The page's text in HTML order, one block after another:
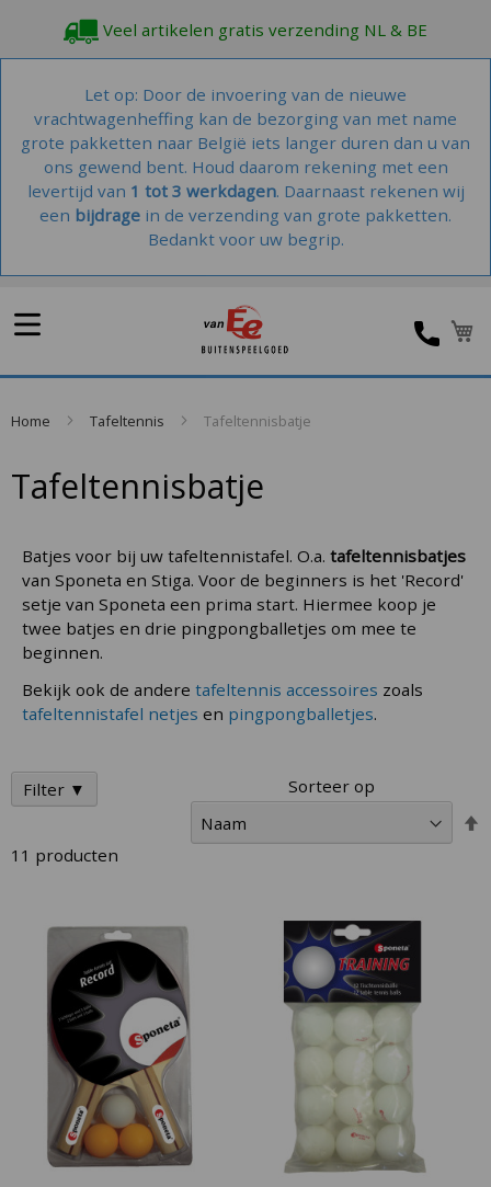
Veel artikelen gratis verzending NL & BE
Let op: Door de invoering van de nieuwe
vrachtwagenheffing kan de bezorging van met name
grote pakketten naar België iets langer duren dan u van
ons gewend bent. Houd daarom rekening met een
levertijd van 1 tot 3 werkdagen. Daarnaast rekenen wij
een bijdrage in de verzending van grote pakketten.
Bedankt voor uw begrip.
Home Tafeltennis Tafeltennisbatje
Tafeltennisbatje
Batjes voor bij uw tafeltennistafel. O.a. tafeltennisbatjes
van Sponeta en Stiga. Voor de beginners is het 'Record'
setje van Sponeta een prima start. Hiermee koop je
twee batjes en drie pingpongballetjes om mee te
beginnen.
Bekijk ook de andere tafeltennis accessoires zoals
tafeltennistafel netjes en pingpongballetjes.
11 producten
Sorteer op
Filter ▼